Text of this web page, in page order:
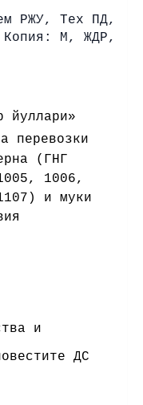
РЖУ, Тех ПД,
Копия: М, ЖДР,
йуллари»
перевозки
(ГНГ
1006,
и муки
и
ДС